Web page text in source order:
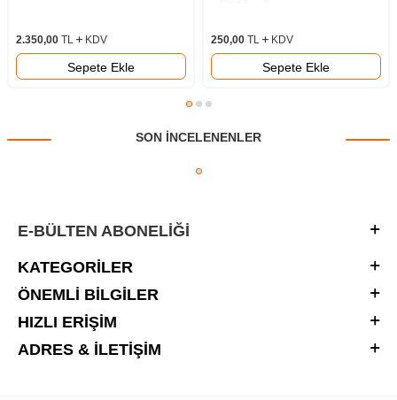
2.350,00 TL KDV
Sepete Ekle
250,00 TL KDV
Sepete Ekle
SON INCELENENLER
E-BÜLTEN ABONELIĞI
KATEGORILER
ÖNEMLI BILGILER
HIZLI ERIŞIM
ADRES & İLETIŞIM